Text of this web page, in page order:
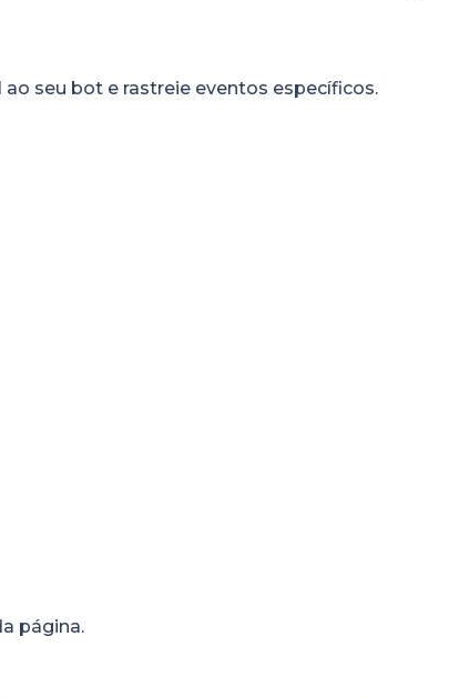
seu bot e rastreie eventos específicos.
página.